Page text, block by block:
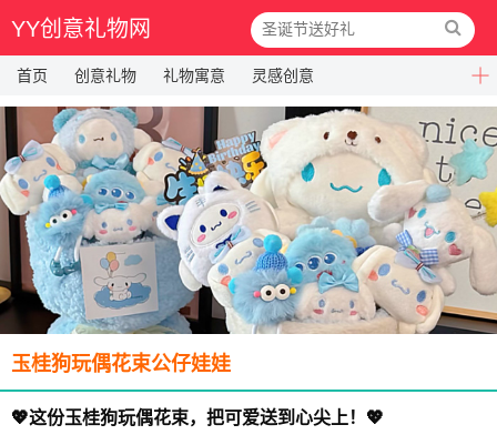
YY创意礼物网
首页 创意礼物 礼物寓意 灵感创意
玉桂狗玩偶花束公仔娃娃
💖这份玉桂狗玩偶花束，把可爱送到心尖上！💖